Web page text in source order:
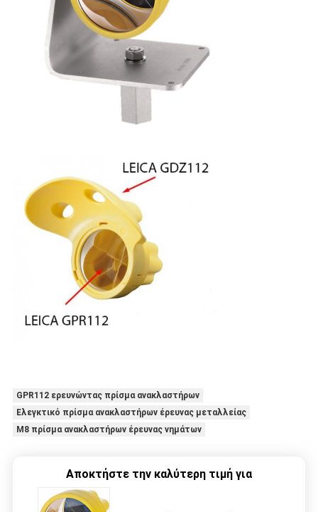
GPR112 ερευνώντας πρίσμα ανακλαστήρων
Ελεγκτικό πρίσμα ανακλαστήρων έρευνας μεταλλείας
M8 πρίσμα ανακλαστήρων έρευνας νημάτων
Αποκτήστε την καλύτερη τιμή για